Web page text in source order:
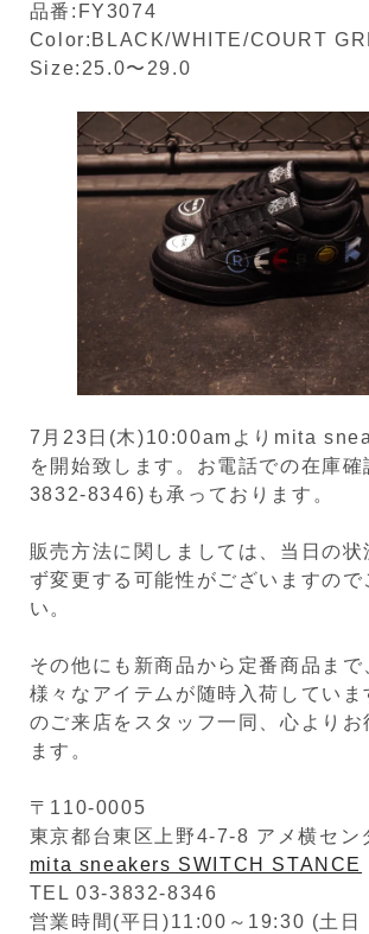
品番:FY3074
Color:BLACK/WHITE/COURT
Size:25.0〜29.0
7月23日(木)10:00amよりmita
を開始致します。お電話での在庫
3832-8346)も承っております。
販売方法に関しましては、当日の状
ず変更する可能性がございますので
い。
その他にも新商品から定番商品まで
様々なアイテムが随時入荷していま
のご来店をスタッフ一同、心よりお
ます。
〒110-0005
東京都台東区上野4-7-8 アメ横セン
mita sneakers SWITCH STANCE
TEL 03-3832-8346
営業時間(平日)11:00～19:30 (土日